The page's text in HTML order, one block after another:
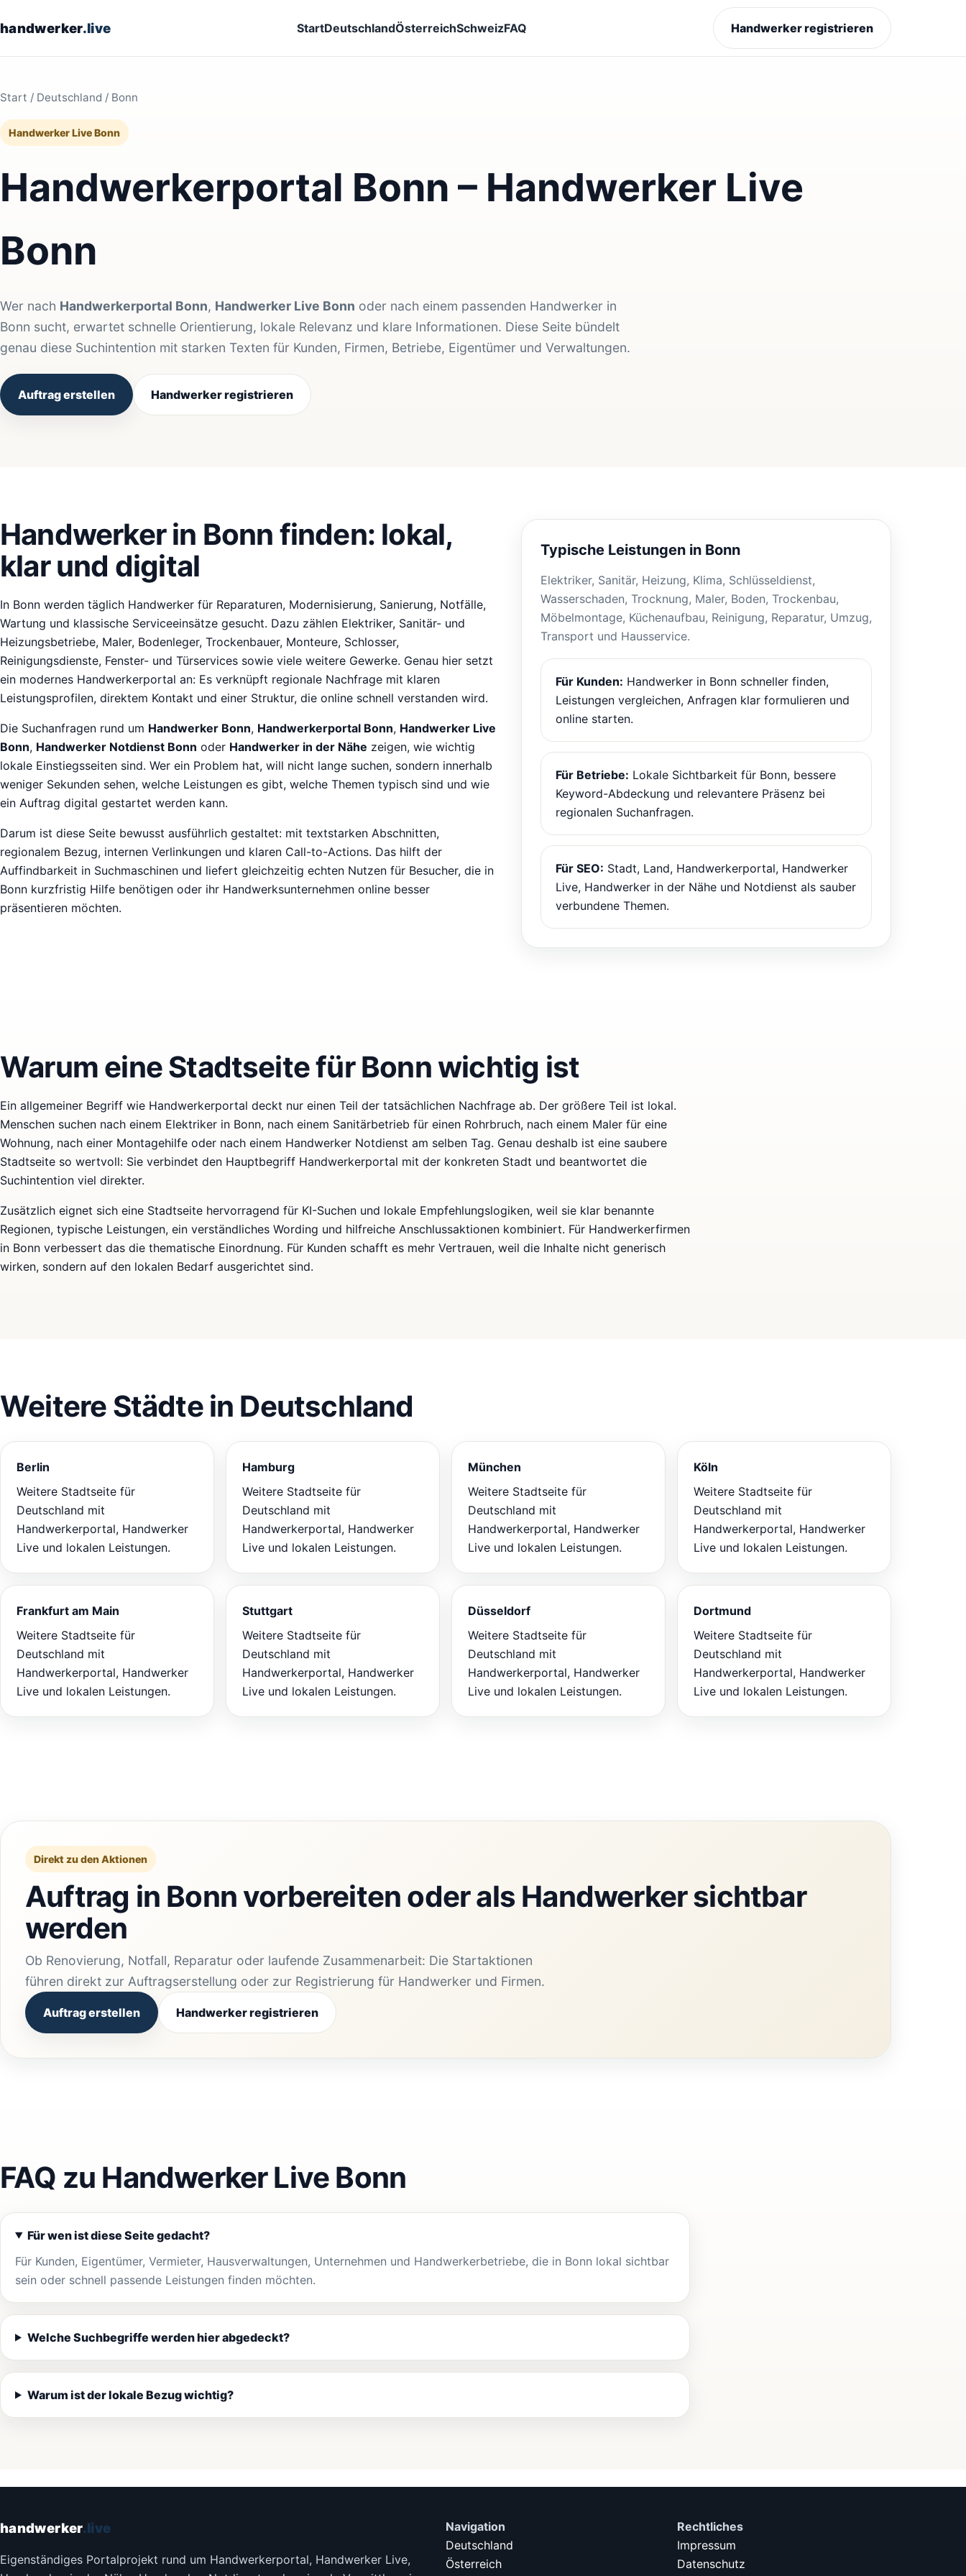
handwerker.live StartDeutschlandÖsterreichSchweizFAQ Handwerker registrieren
Start / Deutschland / Bonn
Handwerker Live Bonn
Handwerkerportal Bonn – Handwerker Live
Bonn
Wer nach Handwerkerportal Bonn, Handwerker Live Bonn oder nach einem passenden Handwerker in
Bonn sucht, erwartet schnelle Orientierung, lokale Relevanz und klare Informationen. Diese Seite bündelt
genau diese Suchintention mit starken Texten für Kunden, Firmen, Betriebe, Eigentümer und Verwaltungen.
Auftrag erstellen Handwerker registrieren
Handwerker in Bonn finden: lokal,
klar und digital
In Bonn werden täglich Handwerker für Reparaturen, Modernisierung, Sanierung, Notfälle,
Wartung und klassische Serviceeinsätze gesucht. Dazu zählen Elektriker, Sanitär- und
Heizungsbetriebe, Maler, Bodenleger, Trockenbauer, Monteure, Schlosser,
Reinigungsdienste, Fenster- und Türservices sowie viele weitere Gewerke. Genau hier setzt
ein modernes Handwerkerportal an: Es verknüpft regionale Nachfrage mit klaren
Leistungsprofilen, direktem Kontakt und einer Struktur, die online schnell verstanden wird.
Die Suchanfragen rund um Handwerker Bonn, Handwerkerportal Bonn, Handwerker Live
Bonn, Handwerker Notdienst Bonn oder Handwerker in der Nähe zeigen, wie wichtig
lokale Einstiegsseiten sind. Wer ein Problem hat, will nicht lange suchen, sondern innerhalb
weniger Sekunden sehen, welche Leistungen es gibt, welche Themen typisch sind und wie
ein Auftrag digital gestartet werden kann.
Darum ist diese Seite bewusst ausführlich gestaltet: mit textstarken Abschnitten,
regionalem Bezug, internen Verlinkungen und klaren Call-to-Actions. Das hilft der
Auffindbarkeit in Suchmaschinen und liefert gleichzeitig echten Nutzen für Besucher, die in
Bonn kurzfristig Hilfe benötigen oder ihr Handwerksunternehmen online besser
präsentieren möchten.
Typische Leistungen in Bonn
Elektriker, Sanitär, Heizung, Klima, Schlüsseldienst,
Wasserschaden, Trocknung, Maler, Boden, Trockenbau,
Möbelmontage, Küchenaufbau, Reinigung, Reparatur, Umzug,
Transport und Hausservice.
Für Kunden: Handwerker in Bonn schneller finden,
Leistungen vergleichen, Anfragen klar formulieren und
online starten.
Für Betriebe: Lokale Sichtbarkeit für Bonn, bessere
Keyword-Abdeckung und relevantere Präsenz bei
regionalen Suchanfragen.
Für SEO: Stadt, Land, Handwerkerportal, Handwerker
Live, Handwerker in der Nähe und Notdienst als sauber
verbundene Themen.
Warum eine Stadtseite für Bonn wichtig ist
Ein allgemeiner Begriff wie Handwerkerportal deckt nur einen Teil der tatsächlichen Nachfrage ab. Der größere Teil ist lokal.
Menschen suchen nach einem Elektriker in Bonn, nach einem Sanitärbetrieb für einen Rohrbruch, nach einem Maler für eine
Wohnung, nach einer Montagehilfe oder nach einem Handwerker Notdienst am selben Tag. Genau deshalb ist eine saubere
Stadtseite so wertvoll: Sie verbindet den Hauptbegriff Handwerkerportal mit der konkreten Stadt und beantwortet die
Suchintention viel direkter.
Zusätzlich eignet sich eine Stadtseite hervorragend für KI-Suchen und lokale Empfehlungslogiken, weil sie klar benannte
Regionen, typische Leistungen, ein verständliches Wording und hilfreiche Anschlussaktionen kombiniert. Für Handwerkerfirmen
in Bonn verbessert das die thematische Einordnung. Für Kunden schafft es mehr Vertrauen, weil die Inhalte nicht generisch
wirken, sondern auf den lokalen Bedarf ausgerichtet sind.
Weitere Städte in Deutschland
Berlin
Weitere Stadtseite für
Deutschland mit
Handwerkerportal, Handwerker
Live und lokalen Leistungen.
Hamburg
Weitere Stadtseite für
Deutschland mit
Handwerkerportal, Handwerker
Live und lokalen Leistungen.
München
Weitere Stadtseite für
Deutschland mit
Handwerkerportal, Handwerker
Live und lokalen Leistungen.
Köln
Weitere Stadtseite für
Deutschland mit
Handwerkerportal, Handwerker
Live und lokalen Leistungen.
Frankfurt am Main
Weitere Stadtseite für
Deutschland mit
Handwerkerportal, Handwerker
Live und lokalen Leistungen.
Stuttgart
Weitere Stadtseite für
Deutschland mit
Handwerkerportal, Handwerker
Live und lokalen Leistungen.
Düsseldorf
Weitere Stadtseite für
Deutschland mit
Handwerkerportal, Handwerker
Live und lokalen Leistungen.
Dortmund
Weitere Stadtseite für
Deutschland mit
Handwerkerportal, Handwerker
Live und lokalen Leistungen.
Direkt zu den Aktionen
Auftrag in Bonn vorbereiten oder als Handwerker sichtbar
werden
Ob Renovierung, Notfall, Reparatur oder laufende Zusammenarbeit: Die Startaktionen
führen direkt zur Auftragserstellung oder zur Registrierung für Handwerker und Firmen.
Auftrag erstellen Handwerker registrieren
FAQ zu Handwerker Live Bonn
Für wen ist diese Seite gedacht?
Für Kunden, Eigentümer, Vermieter, Hausverwaltungen, Unternehmen und Handwerkerbetriebe, die in Bonn lokal sichtbar
sein oder schnell passende Leistungen finden möchten.
Welche Suchbegriffe werden hier abgedeckt?
Warum ist der lokale Bezug wichtig?
handwerker.live
Eigenständiges Portalprojekt rund um Handwerkerportal, Handwerker Live,
Navigation
Deutschland
Österreich
Rechtliches
Impressum
Datenschutz